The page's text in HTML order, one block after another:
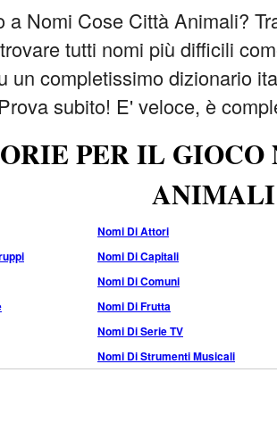
a Nomi Cose Città Animali?
tutti nomi più difficili
un completissimo dizionario
subito! E' veloce, è
PER IL
ANIMALI
Nomi Di Attori
Nomi Di Capitali
Nomi Di Comuni
Nomi Di Frutta
Nomi Di Serie TV
Nomi Di Strumenti Musicali